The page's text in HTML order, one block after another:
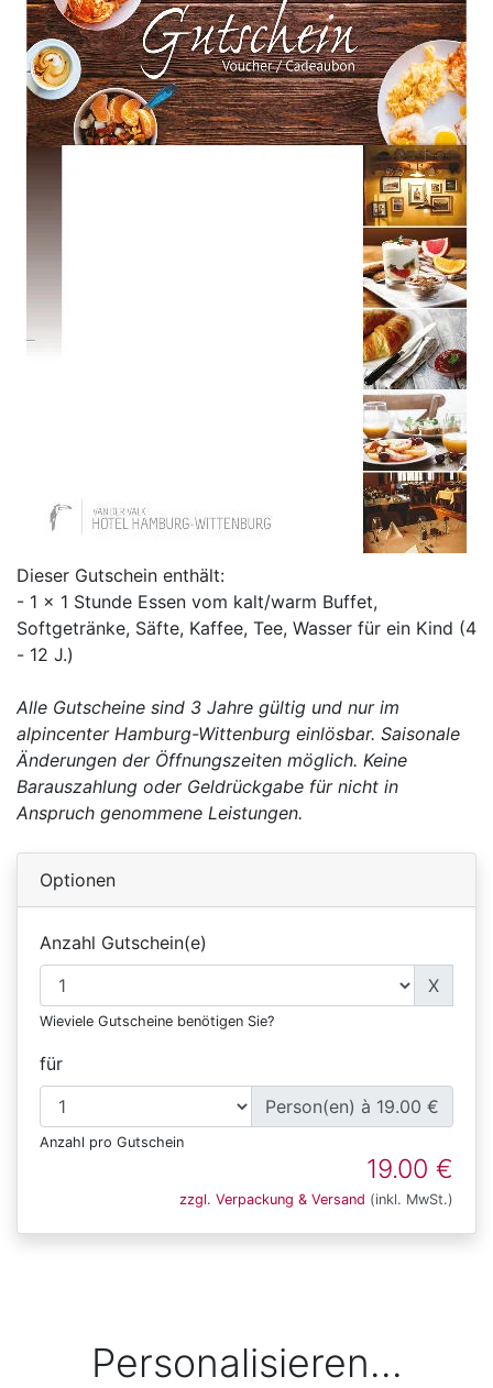
Dieser Gutschein enthält:
- 1 x 1 Stunde Essen vom kalt/warm Buffet,
Softgetränke, Säfte, Kaffee, Tee, Wasser für ein Kind (4
- 12 J.)
Alle Gutscheine sind 3 Jahre gültig und nur im
alpincenter Hamburg-Wittenburg einlösbar. Saisonale
Änderungen der Öffnungszeiten möglich. Keine
Barauszahlung oder Geldrückgabe für nicht in
Anspruch genommene Leistungen.
Optionen
Anzahl Gutschein(e)
X
Wieviele Gutscheine benötigen Sie?
für
Person(en) à 19.00 €
Anzahl pro Gutschein
19.00 €
zzgl. Verpackung & Versand (inkl. MwSt.)
Personalisieren...